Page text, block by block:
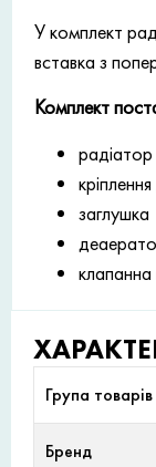
У комплект
вставка з
Комплект
радіатор
заглушка
клапанна
Група товарів
Бренд